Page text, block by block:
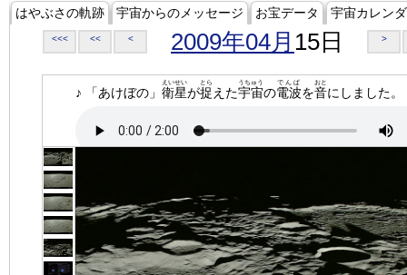
はやぶさの軌跡 宇宙からのメッセージ お宝データ 宇宙カレン
<<< << < 2009年04月 15日 >
♪ 「あけぼの」 衛星
えいせい
が捉
とら
えた宇宙
うちゅう
の電波
でんぱ
を音
おと
にしました。